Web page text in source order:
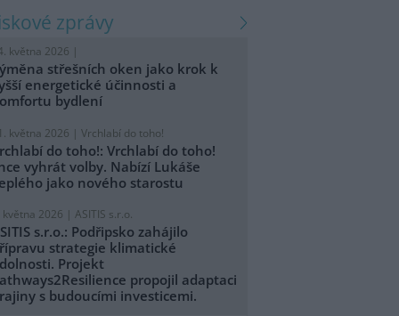
zprávy
května 2026 |
střešních oken jako krok k
energetické účinnosti a
bydlení
května 2026 | Vrchlabí do toho!
do toho!: Vrchlabí do toho!
vyhrát volby. Nabízí Lukáše
jako nového starostu
května 2026 | ASITIS s.r.o.
s.r.o.: Podřipsko zahájilo
strategie klimatické
Projekt
propojil adaptaci
s budoucími investicemi.